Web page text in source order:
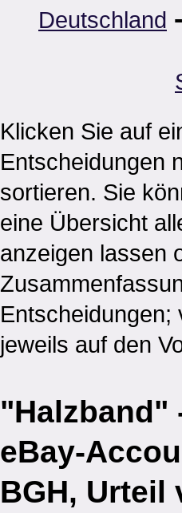
Deutschland
Klicken Sie auf
Entscheidungen
sortieren. Sie
eine Übersicht
anzeigen lassen
Entscheidungen;
jeweils auf den
"Halzband"
eBay-
BGH, Urteil